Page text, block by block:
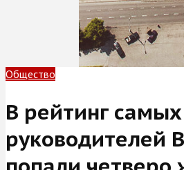
Общество
В рейтинг
руководителей